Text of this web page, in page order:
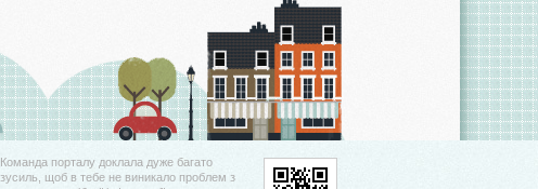
Команда порталу доклала дуже багато
зусиль, щоб в тебе не виникало проблем з